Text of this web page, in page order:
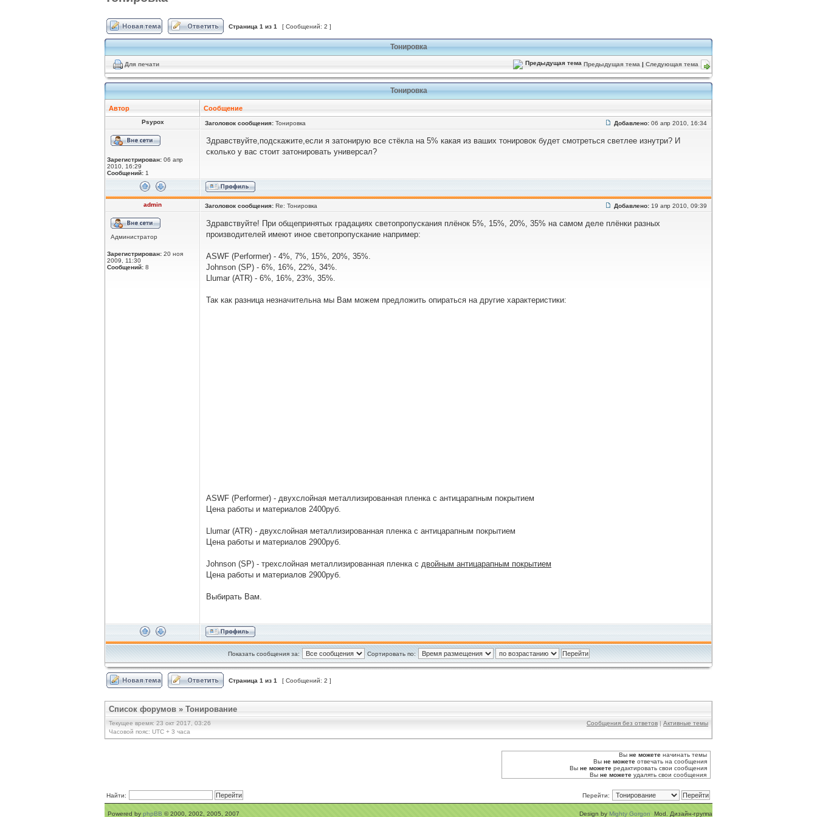
Страница 1 из 1 [ Сообщений: 2 ]
Тонировка
Для печати Предыдущая тема | Следующая тема
Тонировка
Автор Сообщение
Psypox Заголовок сообщения: Тонировка Добавлено: 06 апр 2010, 16:34
Зарегистрирован: 06 апр
2010, 16:29
Сообщений: 1
Здравствуйте,подскажите,если я затонирую все стёкла на 5% какая из ваших тонировок будет смотреться светлее изнутри? И
сколько у вас стоит затонировать универсал?
admin Заголовок сообщения: Re: Тонировка Добавлено: 19 апр 2010, 09:39
Администратор
Зарегистрирован: 20 ноя
2009, 11:30
Сообщений: 8
Здравствуйте! При общепринятых градациях светопропускания плёнок 5%, 15%, 20%, 35% на самом деле плёнки разных
производителей имеют иное светопропускание например:
ASWF (Performer) - 4%, 7%, 15%, 20%, 35%.
Johnson (SP) - 6%, 16%, 22%, 34%.
Llumar (ATR) - 6%, 16%, 23%, 35%.
Так как разница незначительна мы Вам можем предложить опираться на другие характеристики:
ASWF (Performer) - двухслойная металлизированная пленка с антицарапным покрытием
Цена работы и материалов 2400руб.
Llumar (ATR) - двухслойная металлизированная пленка с антицарапным покрытием
Цена работы и материалов 2900руб.
Johnson (SP) - трехслойная металлизированная пленка с двойным антицарапным покрытием
Цена работы и материалов 2900руб.
Выбирать Вам.
Показать сообщения за: Сортировать по:
Страница 1 из 1 [ Сообщений: 2 ]
Список форумов » Тонирование
Текущее время: 23 окт 2017, 03:26
Часовой пояс: UTC + 3 часа
Сообщения без ответов | Активные темы
Вы не можете начинать темы
Вы не можете отвечать на сообщения
Вы не можете редактировать свои сообщения
Вы не можете удалять свои сообщения
Найти: Перейти:
Powered by phpBB © 2000, 2002, 2005, 2007 Design by Mighty Gorgon Mod. Дизайн-группа